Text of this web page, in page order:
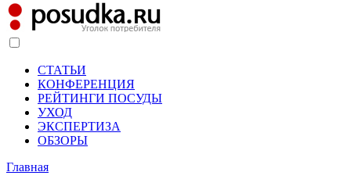
СТАТЬИ
КОНФЕРЕНЦИЯ
РЕЙТИНГИ ПОСУДЫ
УХОД
ЭКСПЕРТИЗА
ОБЗОРЫ
Главная